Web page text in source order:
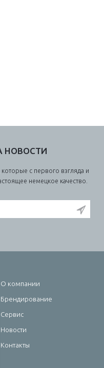
НОВОСТИ
с первого взгляда и
немецкое качество.
О компании
Брендирование
Сервис
Новости
Контакты